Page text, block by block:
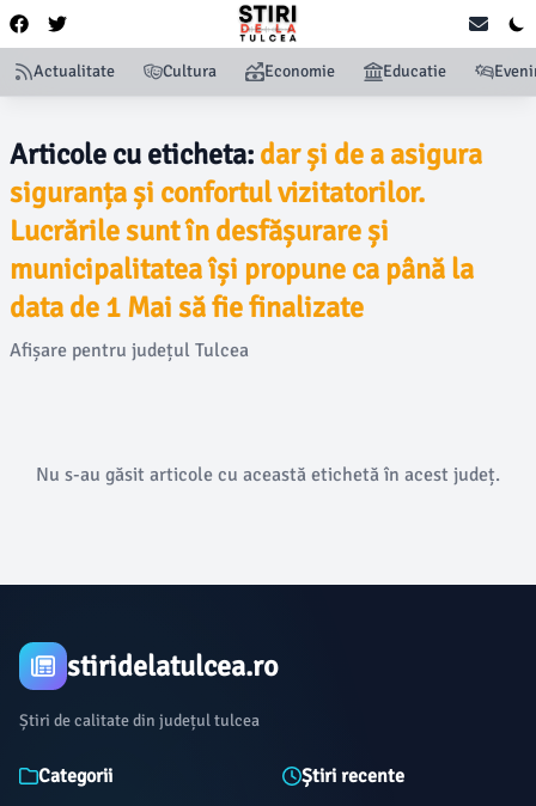
Actualitate Cultura Economie Educatie
Articole cu eticheta: dar și de a asigura
siguranța și confortul vizitatorilor.
Lucrările sunt în desfășurare și
municipalitatea își propune ca până la
data de 1 Mai să fie finalizate
Afișare pentru județul Tulcea
Nu s-au găsit articole cu această etichetă în acest județ.
stiridelatulcea.ro
Știri de calitate din județul tulcea
Categorii Știri recente